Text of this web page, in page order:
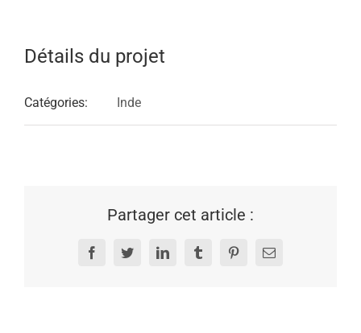
Détails du projet
Catégories: Inde
Partager cet article :
FacebookTwitterLinkedInTumblrPinterestEmail